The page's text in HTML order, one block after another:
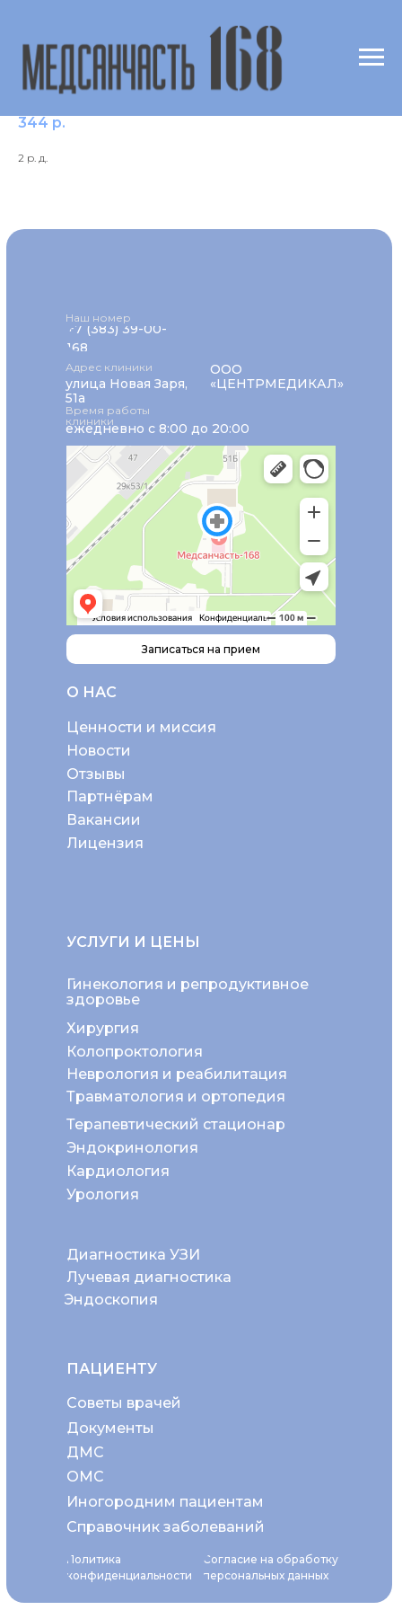
Аполипопротеин В
344 р.
2 р. д.
О НАС
Политика
конфиденциальности
Согласие на обработку
персональных данных
Ценности и миссия
Новости
+7 (383) 39-00-
168
Отзывы
Партнёрам
Вакансии
Лицензия
Неврология и реабилитация
Колопроктология
Хирургия
Гинекология и репродуктивное
здоровье
Диагностика УЗИ
Эндоскопия
Травматология и ортопедия
Эндокринология
Терапевтический стационар
Кардиология
Урология
Лучевая диагностика
УСЛУГИ И ЦЕНЫ
ПАЦИЕНТУ
Советы врачей
ОМС
Документы
ДМС
Иногородним пациентам
Справочник заболеваний
Наш номер
ежедневно с 8:00 до 20:00
Время работы
клиники
Адрес клиники
улица Новая Заря,
51а
ООО
«ЦЕНТРМЕДИКАЛ»
Записаться на прием